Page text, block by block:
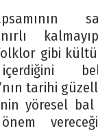
gibi
tarihi
yöresel bal
önem